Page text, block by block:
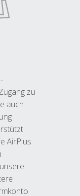
zu
auch
AirPlus.